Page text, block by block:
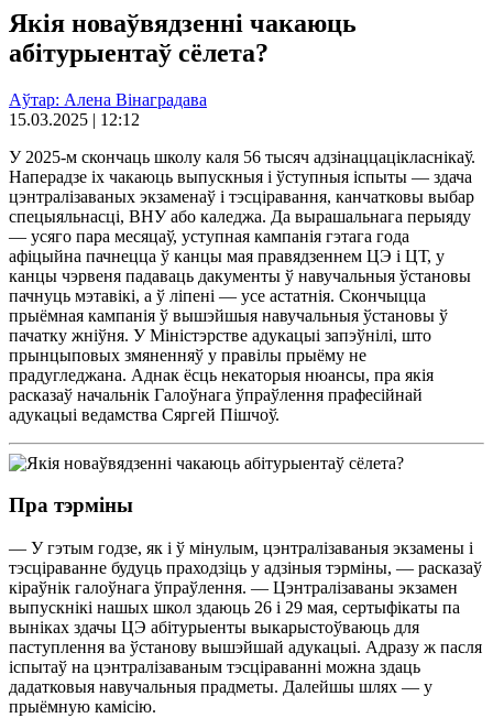
Якія новаўвядзенні чакаюць
абітурыентаў сёлета?
Аўтар: Алена Вінаградава
15.03.2025 | 12:12
У 2025-м скончаць школу каля 56 тысяч адзінаццацікласнікаў.
Наперадзе іх чакаюць выпускныя і ўступныя іспыты — здача
цэнтралізаваных экзаменаў і тэсціравання, канчатковы выбар
спецыяльнасці, ВНУ або каледжа. Да вырашальнага перыяду
— усяго пара месяцаў, уступная кампанія гэтага года
афіцыйна пачнецца ў канцы мая правядзеннем ЦЭ і ЦТ, у
канцы чэрвеня падаваць дакументы ў навучальныя ўстановы
пачнуць мэтавікі, а ў ліпені — усе астатнія. Скончыцца
прыёмная кампанія ў вышэйшыя навучальныя ўстановы ў
пачатку жніўня. У Міністэрстве адукацыі запэўнілі, што
прынцыповых змяненняў у правілы прыёму не
прадугледжана. Аднак ёсць некаторыя нюансы, пра якія
расказаў начальнік Галоўнага ўпраўлення прафесійнай
адукацыі ведамства Сяргей Пішчоў.
Пра тэрміны
— У гэтым годзе, як і ў мінулым, цэнтралізаваныя экзамены і
тэсціраванне будуць праходзіць у адзіныя тэрміны, — расказаў
кіраўнік галоўнага ўпраўлення. — Цэнтралізаваны экзамен
выпускнікі нашых школ здаюць 26 і 29 мая, сертыфікаты па
выніках здачы ЦЭ абітурыенты выкарыстоўваюць для
паступлення ва ўстанову вышэйшай адукацыі. Адразу ж пасля
іспытаў на цэнтралізаваным тэсціраванні можна здаць
дадатковыя навучальныя прадметы. Далейшы шлях — у
прыёмную камісію.